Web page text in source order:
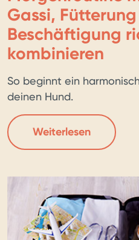
Gassi,
Beschäftigung
kombinieren
So beginnt ein
deinen Hund.
Weiterlesen